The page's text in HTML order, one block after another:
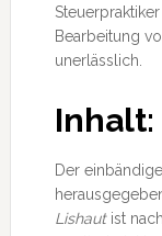
Steuerpraktiker
Bearbeitung
unerlässlich.
Inhalt:
Der
Lishautist